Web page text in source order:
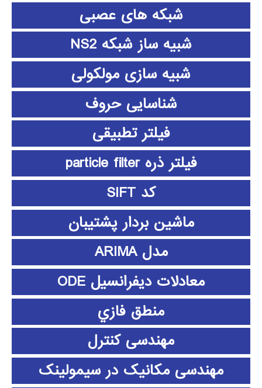
شبکه های عصبی
شبیه ساز شبکه NS2
شبیه سازی مولکولی
شناسایی حروف
فیلتر تطبیقی
فیلتر ذره particle filter
کد SIFT
ماشین بردار پشتیبان
مدل ARIMA
معادلات دیفرانسیل ODE
منطق فازي
مهندسی کنترل
مهندسی مکانیک در سیمولینک